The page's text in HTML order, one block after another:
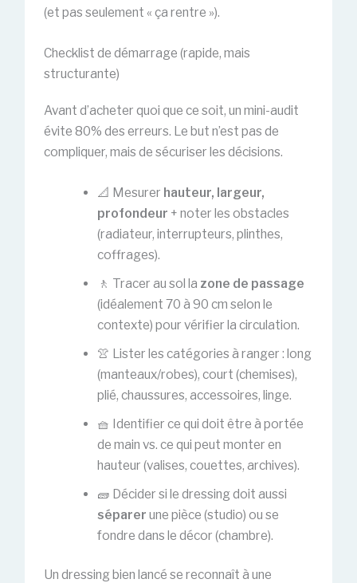
(et pas seulement « ça rentre »).
Checklist de démarrage (rapide, mais
structurante)
Avant d’acheter quoi que ce soit, un mini-audit
évite 80% des erreurs. Le but n’est pas de
compliquer, mais de sécuriser les décisions.
📐 Mesurer hauteur, largeur,
profondeur + noter les obstacles
(radiateur, interrupteurs, plinthes,
coffrages).
🚶 Tracer au sol la zone de passage
(idéalement 70 à 90 cm selon le
contexte) pour vérifier la circulation.
👚 Lister les catégories à ranger : long
(manteaux/robes), court (chemises),
plié, chaussures, accessoires, linge.
🧺 Identifier ce qui doit être à portée
de main vs. ce qui peut monter en
hauteur (valises, couettes, archives).
🧱 Décider si le dressing doit aussi
séparer une pièce (studio) ou se
fondre dans le décor (chambre).
Un dressing bien lancé se reconnaît à une